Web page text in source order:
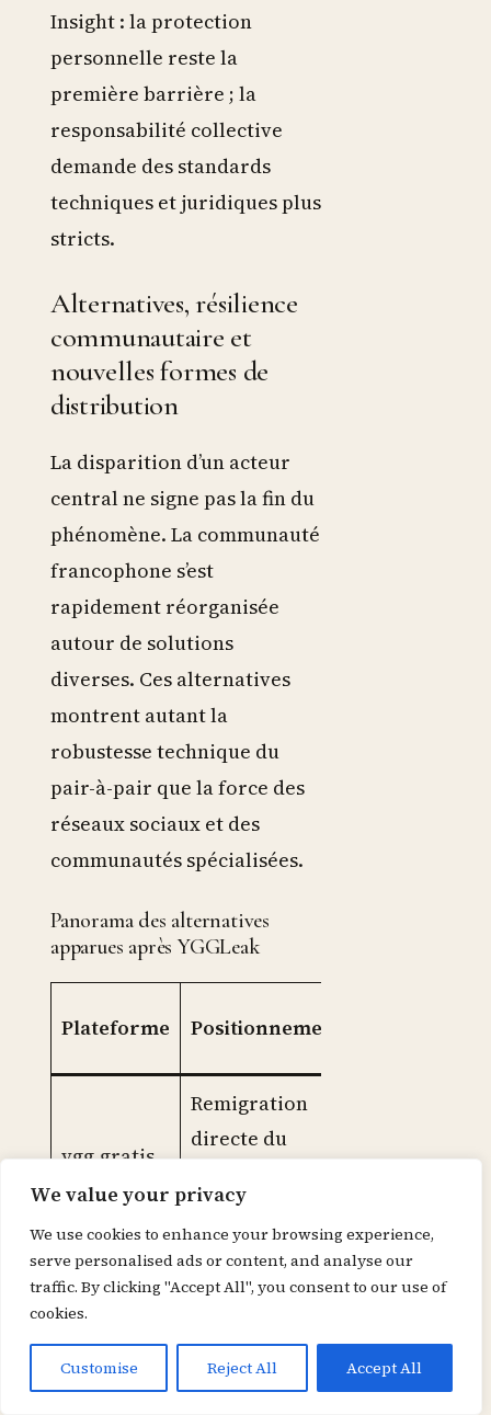
We value your privacy
We use cookies to enhance your browsing experience,
serve personalised ads or content, and analyse our
traffic. By clicking "Accept All", you consent to our use of
cookies.
Customise Reject All Accept All
Insight : la protection
personnelle reste la
première barrière ; la
responsabilité collective
demande des standards
techniques et juridiques plus
stricts.
Alternatives, résilience
communautaire et
nouvelles formes de
distribution
La disparition d’un acteur
central ne signe pas la fin du
phénomène. La communauté
francophone s’est
rapidement réorganisée
autour de solutions
diverses. Ces alternatives
montrent autant la
robustesse technique du
pair-à-pair que la force des
réseaux sociaux et des
communautés spécialisées.
Panorama des alternatives
apparues après YGGLeak
Plateforme Positionnement
ygg.gratis
Remigration
directe du
accès illimité
Renouveau
curatif,
qualité des
Usagers
curation